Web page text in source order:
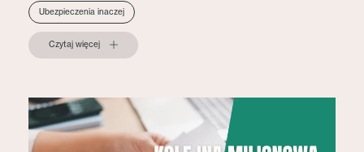
Ubezpieczenia inaczej
Czytaj więcej